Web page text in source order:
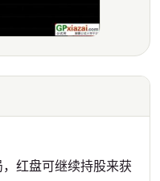
红盘可继续持股来获